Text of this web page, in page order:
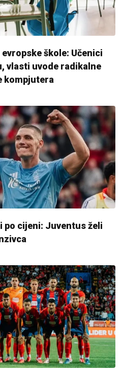
škole: Učenici
vlasti uvode radikalne
kompjutera
po cijeni: Juventus želi